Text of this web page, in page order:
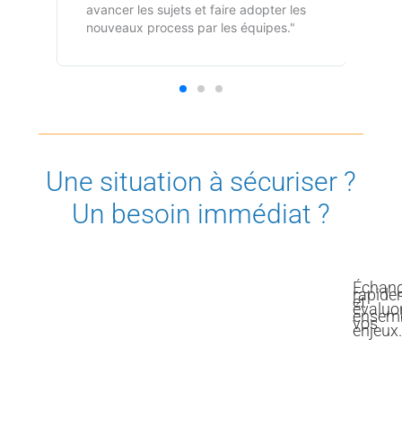
avancer les sujets et faire adopter les
nouveaux process par les équipes."
Une situation à sécuriser ?
Un besoin immédiat ?
et
vos
enjeux.